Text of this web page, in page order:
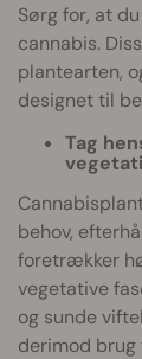
Sørg for, at
cannabis.
plantearten,
designet til
Tag
behov,
foretrækker
vegetative
og sunde
derimod brug